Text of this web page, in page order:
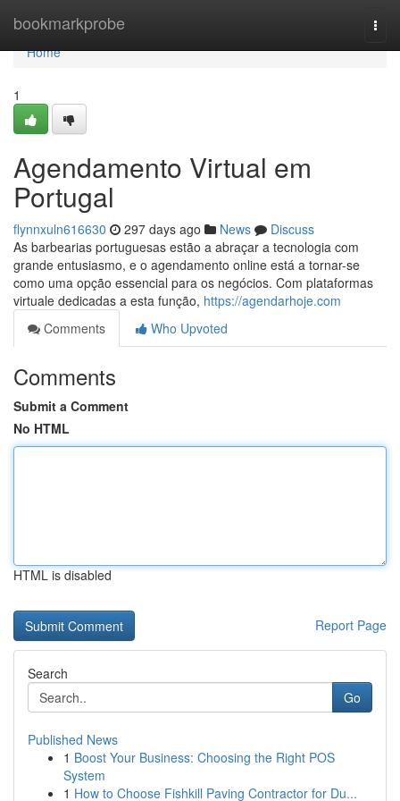
bookmarkprobe
Home
Home
1
Agendamento Virtual em
Portugal
flynnxuln616630 297 days ago News
Discuss
As barbearias portuguesas estão a abraçar a tecnologia com
grande entusiasmo, e o agendamento online está a tornar-se
como uma opção essencial para os negócios. Com plataformas
virtuale dedicadas a esta função, https://agendarhoje.com
Comments
Who Upvoted
Comments
Submit a Comment
No HTML
HTML is disabled
Report Page
Search
Go
Published News
1 Boost Your Business: Choosing the Right POS
System
1 How to Choose Fishkill Paving Contractor for Du...